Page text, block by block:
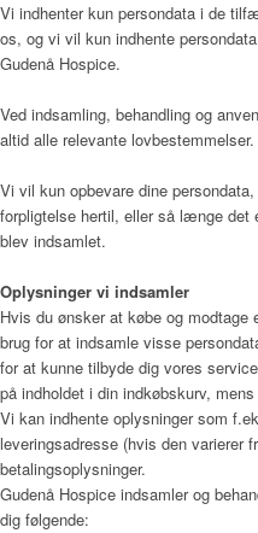
Vedtægter
Rammer
Kunst
Donationer
Galleri
Vi indhenter kun persondata i de
os, og vi vil kun indhente
Gudenå Hospice.
Ved indsamling, behandling og
altid alle relevante lovbestemmelser.
Vi vil kun opbevare dine
forpligtelse hertil, eller så længe det
blev indsamlet.
Oplysninger vi indsamler
Hvis du ønsker at købe og
brug for at indsamle visse
for at kunne tilbyde dig vores
på indholdet i din indkøbskurv,
Vi kan indhente oplysninger som
leveringsadresse (hvis den varierer
betalingsoplysninger.
Gudenå Hospice indsamler og
dig følgende: